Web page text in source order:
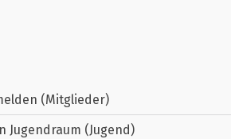
(Mitglieder)
Jugendraum (Jugend)